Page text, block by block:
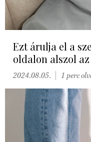
Ezt árulja el a
oldalon alszol
2024.08.05. 1 perc